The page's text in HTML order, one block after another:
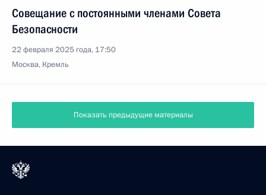
Совещание с постоянными членами Совета
Безопасности
22 февраля 2025 года, 17:50
Москва, Кремль
Показать предыдущие материалы